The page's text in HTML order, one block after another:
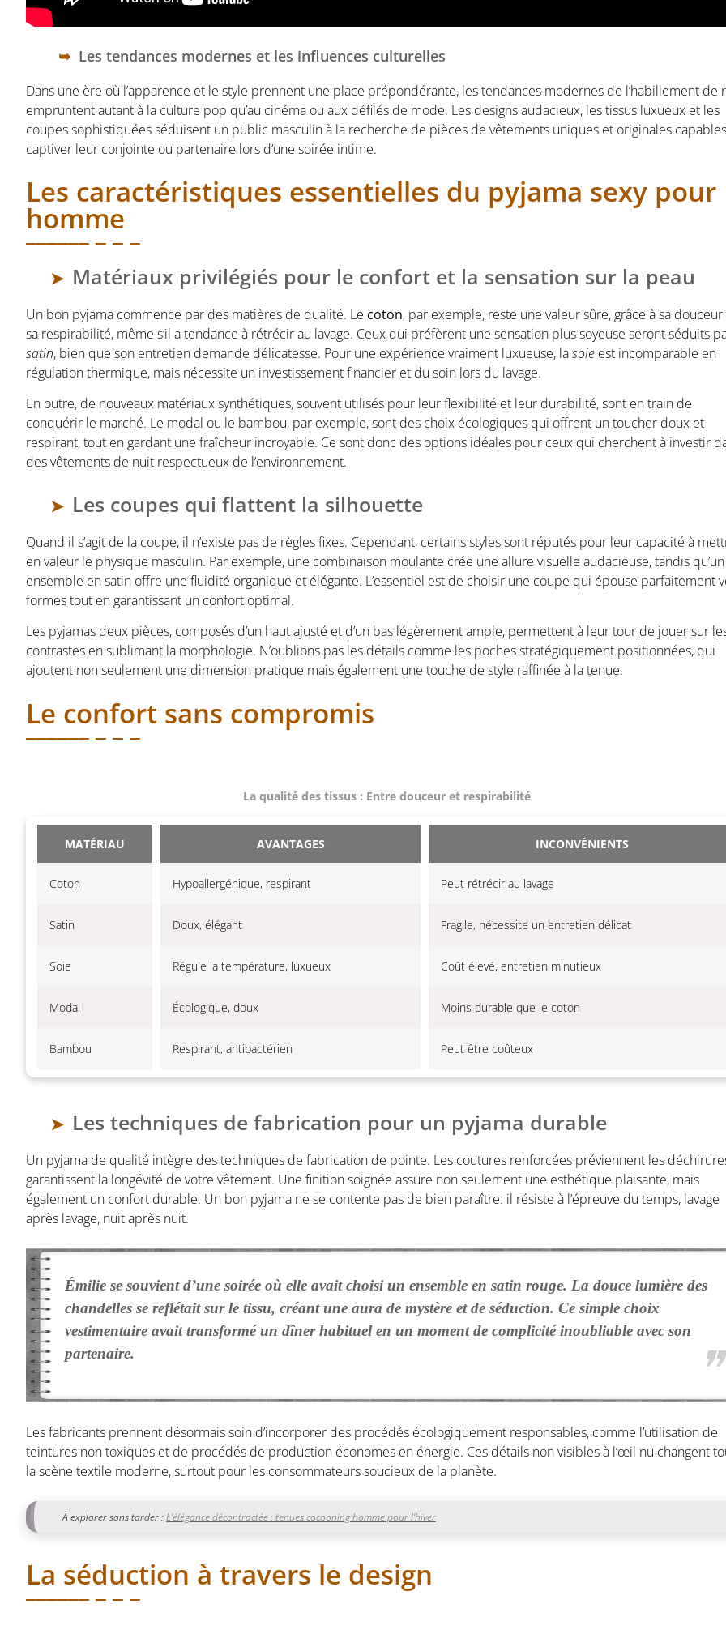
Les tendances modernes et les influences culturelles
Dans une ère où l’apparence et le style prennent une place prépondérante, les tendances modernes de l’habillement de
empruntent autant à la culture pop qu’au cinéma ou aux défilés de mode. Les designs audacieux, les tissus luxueux et les
coupes sophistiquées séduisent un public masculin à la recherche de pièces de vêtements uniques et originales
captiver leur conjointe ou partenaire lors d’une soirée intime.
Les caractéristiques essentielles du pyjama sexy pour
homme
Matériaux privilégiés pour le confort et la sensation sur la peau
Un bon pyjama commence par des matières de qualité. Le coton, par exemple, reste une valeur sûre, grâce à sa
sa respirabilité, même s’il a tendance à rétrécir au lavage. Ceux qui préfèrent une sensation plus soyeuse seront séduits
satin, bien que son entretien demande délicatesse. Pour une expérience vraiment luxueuse, lasoie est incomparable en
régulation thermique, mais nécessite un investissement financier et du soin lors du lavage.
En outre, de nouveaux matériaux synthétiques, souvent utilisés pour leur flexibilité et leur durabilité, sont en train de
conquérir le marché. Le modal ou le bambou, par exemple, sont des choix écologiques qui offrent un toucher doux et
respirant, tout en gardant une fraîcheur incroyable. Ce sont donc des options idéales pour ceux qui cherchent à investir
des vêtements de nuit respectueux de l’environnement.
Les coupes qui flattent la silhouette
Quand il s’agit de la coupe, il n’existe pas de règles fixes. Cependant, certains styles sont réputés pour leur capacité à
en valeur le physique masculin. Par exemple, une combinaison moulante crée une allure visuelle audacieuse, tandis qu’un
ensemble en satin offre une fluidité organique et élégante. L’essentiel est de choisir une coupe qui épouse parfaitement
formes tout en garantissant un confort optimal.
Les pyjamas deux pièces, composés d’un haut ajusté et d’un bas légèrement ample, permettent à leur tour de jouer sur
contrastes en sublimant la morphologie. N’oublions pas les détails comme les poches stratégiquement positionnées, qui
ajoutent non seulement une dimension pratique mais également une touche de style raffinée à la tenue.
Le confort sans compromis
La qualité des tissus : Entre douceur et respirabilité
MATÉRIAU AVANTAGES INCONVÉNIENTS
Coton Hypoallergénique, respirant Peut rétrécir au lavage
Satin Doux, élégant Fragile, nécessite un entretien délicat
Soie Régule la température, luxueux Coût élevé, entretien minutieux
Modal Écologique, doux Moins durable que le coton
Bambou Respirant, antibactérien Peut être coûteux
Les techniques de fabrication pour un pyjama durable
Un pyjama de qualité intègre des techniques de fabrication de pointe. Les coutures renforcées préviennent les
garantissent la longévité de votre vêtement. Une finition soignée assure non seulement une esthétique plaisante, mais
également un confort durable. Un bon pyjama ne se contente pas de bien paraître: il résiste à l’épreuve du temps, lavage
après lavage, nuit après nuit.
Émilie se souvient d’une soirée où elle avait choisi un ensemble en satin rouge. La douce lumière des
chandelles se reflétait sur le tissu, créant une aura de mystère et de séduction. Ce simple choix
vestimentaire avait transformé un dîner habituel en un moment de complicité inoubliable avec son
partenaire.
Les fabricants prennent désormais soin d’incorporer des procédés écologiquement responsables, comme l’utilisation de
teintures non toxiques et de procédés de production économes en énergie. Ces détails non visibles à l’œil nu changent
la scène textile moderne, surtout pour les consommateurs soucieux de la planète.
À explorer sans tarder :L’élégance décontractée : tenues cocooning homme pour l’hiver
La séduction à travers le design